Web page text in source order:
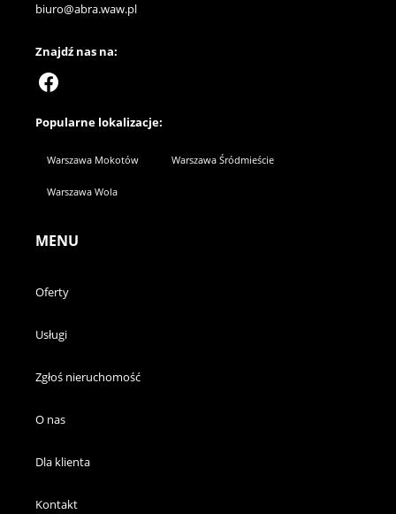
biuro@abra.waw.pl
Znajdź nas na:
Popularne lokalizacje:
Warszawa Mokotów Warszawa Śródmieście
Warszawa Wola
MENU
Oferty
Usługi
Zgłoś nieruchomość
O nas
Dla klienta
Kontakt